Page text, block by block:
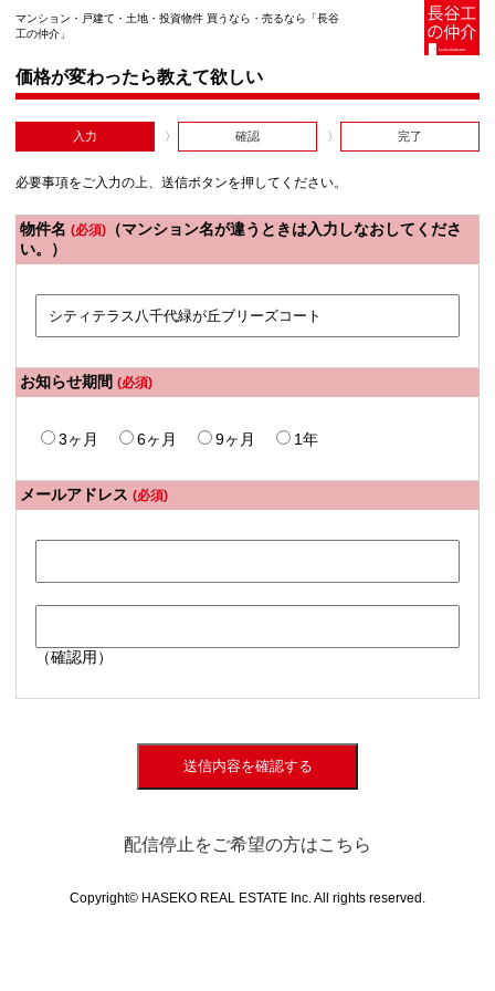
マンション・戸建て・土地・投資物件 買うなら・売るなら「長谷
工の仲介」
価格が変わったら教えて欲しい
入力 確認 完了
必要事項をご入力の上、送信ボタンを押してください。
物件名 (必須) （マンション名が違うときは入力しなおしてくださ
い。）
お知らせ期間 (必須)
3ヶ月 6ヶ月 9ヶ月 1年
メールアドレス (必須)
（確認用）
送信内容を確認する
配信停止をご希望の方はこちら
Copyright© HASEKO REAL ESTATE Inc. All rights reserved.